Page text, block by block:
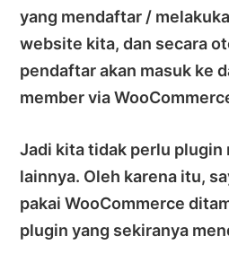
yang mendaftar /
website kita, dan secara
pendaftar akan masuk ke
member via
Jadi kita tidak perlu plugin
lainnya. Oleh karena itu,
pakai WooCommerce
plugin yang sekiranya